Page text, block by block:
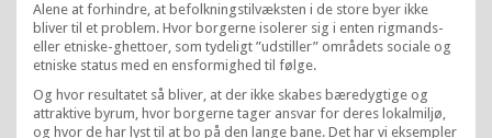
Alene at forhindre, at befolkningstilvæksten i de store byer ikke
bliver til et problem. Hvor borgerne isolerer sig i enten rigmands-
eller etniske-ghettoer, som tydeligt ”udstiller” områdets sociale og
etniske status med en ensformighed til følge.
Og hvor resultatet så bliver, at der ikke skabes bæredygtige og
attraktive byrum, hvor borgerne tager ansvar for deres lokalmiljø,
og hvor de har lyst til at bo på den lange bane. Det har vi eksempler